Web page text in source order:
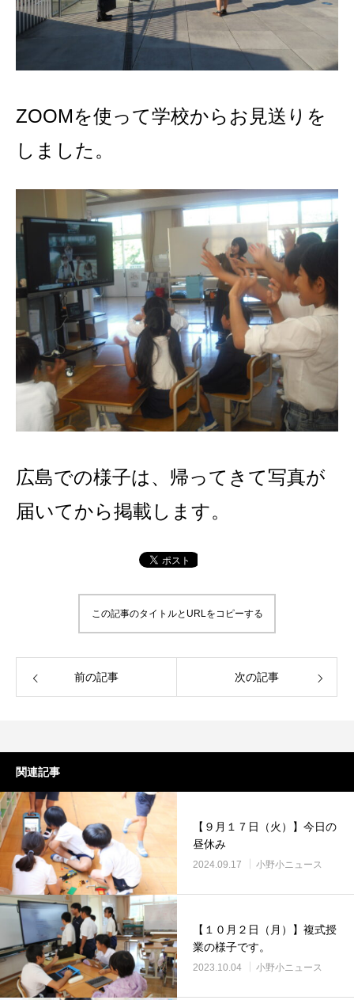
ZOOMを使って学校からお見送りを
しました。
広島での様子は、帰ってきて写真が
届いてから掲載します。
この記事のタイトルとURLをコピーする
前の記事 次の記事
関連記事
【９月１７日（火）】今日の
昼休み
2024.09.17 小野小ニュース
【１０月２日（月）】複式授
業の様子です。
2023.10.04 小野小ニュース